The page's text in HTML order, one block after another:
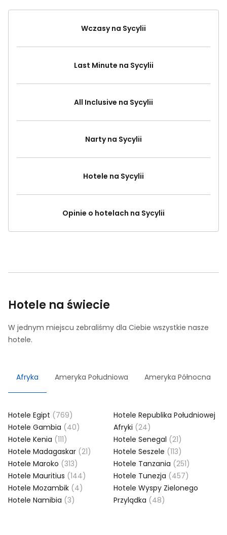
Wczasy na Sycylii
Last Minute na Sycylii
All Inclusive na Sycylii
Narty na Sycylii
Hotele na Sycylii
Opinie o hotelach na Sycylii
Hotele na świecie
W jednym miejscu zebraliśmy dla Ciebie wszystkie nasze
hotele.
Afryka Ameryka Południowa Ameryka Północna
Hotele Egipt (769)
Hotele Gambia (40)
Hotele Kenia (111)
Hotele Madagaskar (21)
Hotele Maroko (313)
Hotele Mauritius (144)
Hotele Mozambik (4)
Hotele Namibia (3)
Hotele Republika Południowej
Afryki (24)
Hotele Senegal (21)
Hotele Seszele (113)
Hotele Tanzania (251)
Hotele Tunezja (457)
Hotele Wyspy Zielonego
Przylądka (48)